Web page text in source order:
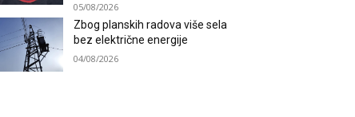
05/08/2026
Zbog planskih radova više sela
bez električne energije
04/08/2026